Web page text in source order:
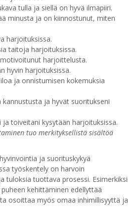
tulla ja siellä on hyvä ilmapiiri.
minusta ja on kiinnostunut, miten
harjoituksissa.
taitoja harjoituksissa.
harjoittelusta.
hyvin harjoituksissa.
ja onnistumisen kokemuksia
kannustusta ja hyvät suoritukseni
ja toiveitani kysytään harjoituksissa.
tuo merkityksellistä sisältöä
ja suorituskykyä
työskentely on harvoin
tuloksia tuottava prosessi. Esimerkiksi
kehittäminen edellyttää
osoittaa myös omaa inhimillisyyttä ja